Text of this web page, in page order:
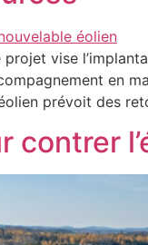
vise
en
prévoit des
contrer